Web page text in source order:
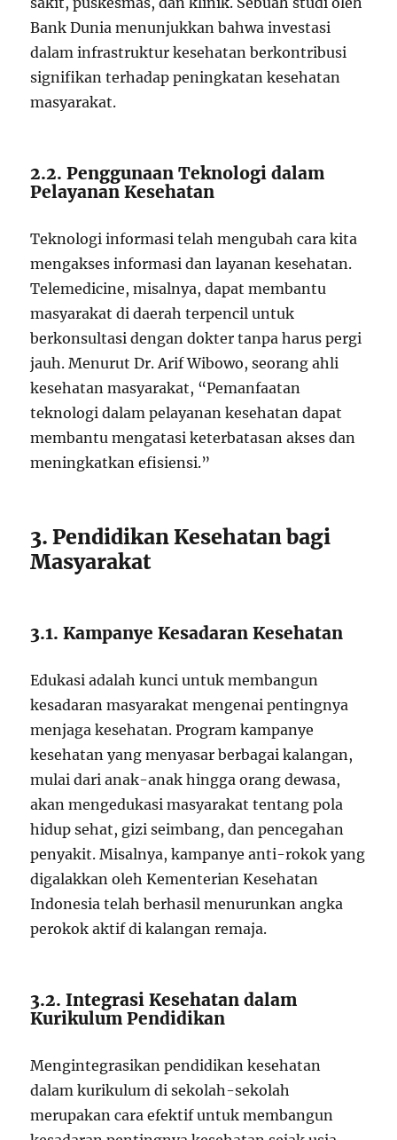
Bank Dunia menunjukkan bahwa investasi
dalam infrastruktur kesehatan berkontribusi
signifikan terhadap peningkatan kesehatan
masyarakat.
2.2. Penggunaan Teknologi dalam
Pelayanan Kesehatan
Teknologi informasi telah mengubah cara kita
mengakses informasi dan layanan kesehatan.
Telemedicine, misalnya, dapat membantu
masyarakat di daerah terpencil untuk
berkonsultasi dengan dokter tanpa harus pergi
jauh. Menurut Dr. Arif Wibowo, seorang ahli
kesehatan masyarakat, “Pemanfaatan
teknologi dalam pelayanan kesehatan dapat
membantu mengatasi keterbatasan akses dan
meningkatkan efisiensi.”
3. Pendidikan Kesehatan bagi
Masyarakat
3.1. Kampanye Kesadaran Kesehatan
Edukasi adalah kunci untuk membangun
kesadaran masyarakat mengenai pentingnya
menjaga kesehatan. Program kampanye
kesehatan yang menyasar berbagai kalangan,
mulai dari anak-anak hingga orang dewasa,
akan mengedukasi masyarakat tentang pola
hidup sehat, gizi seimbang, dan pencegahan
penyakit. Misalnya, kampanye anti-rokok yang
digalakkan oleh Kementerian Kesehatan
Indonesia telah berhasil menurunkan angka
perokok aktif di kalangan remaja.
3.2. Integrasi Kesehatan dalam
Kurikulum Pendidikan
Mengintegrasikan pendidikan kesehatan
dalam kurikulum di sekolah-sekolah
merupakan cara efektif untuk membangun